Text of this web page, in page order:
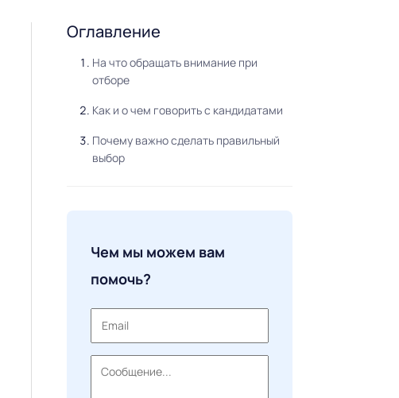
Оглавление
На что обращать внимание при
отборе
Как и о чем говорить с кандидатами
Почему важно сделать правильный
выбор
Чем мы можем вам
помочь?